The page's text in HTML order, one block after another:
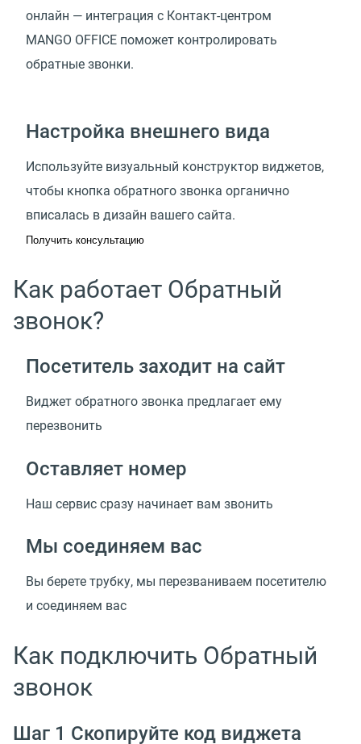
онлайн — интеграция с Контакт-центром
MANGO OFFICE поможет контролировать
обратные звонки.
Настройка внешнего вида
Используйте визуальный конструктор виджетов,
чтобы кнопка обратного звонка органично
вписалась в дизайн вашего сайта.
Получить консультацию
Как работает Обратный
звонок?
Посетитель заходит на сайт
Виджет обратного звонка предлагает ему
перезвонить
Оставляет номер
Наш сервис сразу начинает вам звонить
Мы соединяем вас
Вы берете трубку, мы перезваниваем посетителю
и соединяем вас
Как подключить Обратный
звонок
Шаг 1 Скопируйте код виджета